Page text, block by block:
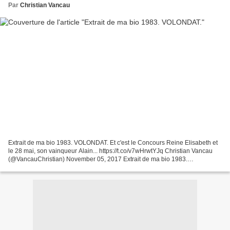
Par Christian Vancau
Extrait de ma bio 1983. VOLONDAT. Et c'est le Concours Reine Elisabeth et
le 28 mai, son vainqueur Alain... https://t.co/v7wHrwtYJq Christian Vancau
(@VancauChristian) November 05, 2017 Extrait de ma bio 1983.